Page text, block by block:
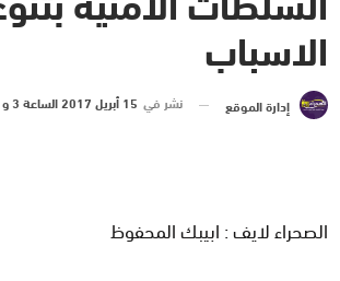
الاسباب
إدارة الموقع نشر في 15 أبريل 2017 الساعة 3 و 58 دقيقة
الصحراء لايف : ابيبك المحفوظ